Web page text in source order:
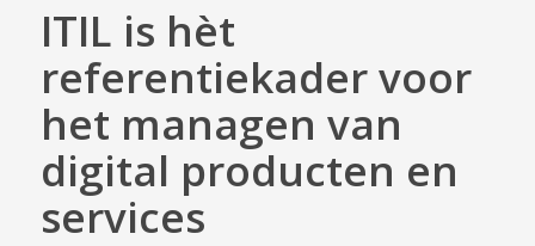
ITIL is hèt
referentiekader voor
het managen van
digital producten en
services